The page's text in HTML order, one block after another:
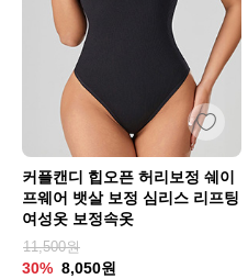
커플캔디 힙오픈 허리보정 쉐이
프웨어 뱃살 보정 심리스 리프팅
여성옷 보정속옷
11,500원
30% 8,050원